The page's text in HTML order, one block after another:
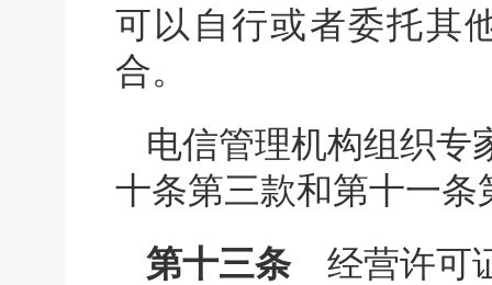
可以自行或者委托其
合。
电信管理机构组织专
十条第三款和第十一
第十三条经营许可